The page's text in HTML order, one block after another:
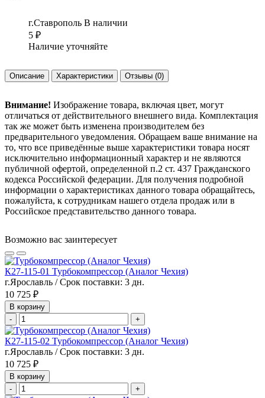
г.Ставрополь В наличии
5 ₽
Наличие уточняйте
Описание Характеристики Отзывы (0)
Внимание! Изображение товара, включая цвет, могут
отличаться от действительного внешнего вида. Комплектация
так же может быть изменена производителем без
предварительного уведомления. Обращаем ваше внимание на
то, что все приведённые выше характеристики товара носят
исключительно информационный характер и не являются
публичной офертой, определенной п.2 ст. 437 Гражданского
кодекса Российской федерации. Для получения подробной
информации о характеристиках данного товара обращайтесь,
пожалуйста, к сотрудникам нашего отдела продаж или в
Российское представительство данного товара.
Возможно вас заинтересует
К27-115-01 Турбокомпрессор (Аналог Чехия)
г.Ярославль / Срок поставки: 3 дн.
10 725 ₽
В корзину
-
+
К27-115-02 Турбокомпрессор (Аналог Чехия)
г.Ярославль / Срок поставки: 3 дн.
10 725 ₽
В корзину
-
+